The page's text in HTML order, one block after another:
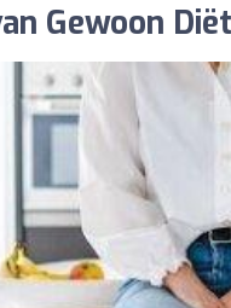
Gewoon